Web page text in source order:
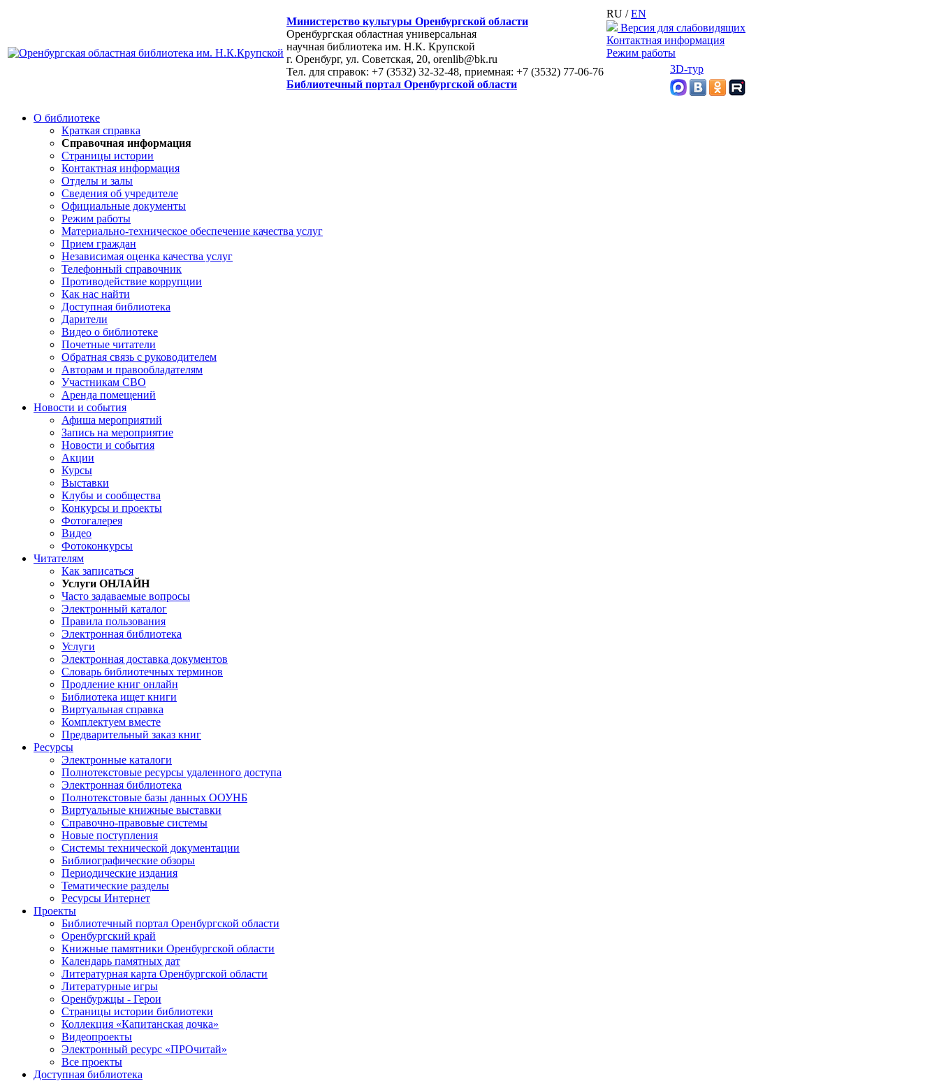
Министерство культуры Оренбургской области
Оренбургская областная универсальная
научная библиотека им. Н.К. Крупской
г. Оренбург, ул. Советская, 20, orenlib@bk.ru
Тел. для справок: +7 (3532) 32-32-48, приемная: +7 (3532) 77-06-76
Библиотечный портал Оренбургской области
RU /EN
Версия для слабовидящих
Контактная информация
Режим работы
3D-тур
О библиотеке
Краткая справка
Справочная информация
Страницы истории
Контактная информация
Отделы и залы
Сведения об учредителе
Официальные документы
Режим работы
Материально-техническое обеспечение качества услуг
Прием граждан
Независимая оценка качества услуг
Телефонный справочник
Противодействие коррупции
Как нас найти
Доступная библиотека
Дарители
Видео о библиотеке
Почетные читатели
Обратная связь с руководителем
Авторам и правообладателям
Участникам СВО
Аренда помещений
Новости и события
Афиша мероприятий
Запись на мероприятие
Новости и события
Акции
Курсы
Выставки
Клубы и сообщества
Конкурсы и проекты
Фотогалерея
Видео
Фотоконкурсы
Читателям
Как записаться
Услуги ОНЛАЙН
Часто задаваемые вопросы
Электронный каталог
Правила пользования
Электронная библиотека
Услуги
Электронная доставка документов
Словарь библиотечных терминов
Продление книг онлайн
Библиотека ищет книги
Виртуальная справка
Комплектуем вместе
Предварительный заказ книг
Ресурсы
Электронные каталоги
Полнотекстовые ресурсы удаленного доступа
Электронная библиотека
Полнотекстовые базы данных ООУНБ
Виртуальные книжные выставки
Справочно-правовые системы
Новые поступления
Cистемы технической документации
Библиографические обзоры
Периодические издания
Тематические разделы
Ресурсы Интернет
Проекты
Библиотечный портал Оренбургской области
Оренбургский край
Книжные памятники Оренбургской области
Календарь памятных дат
Литературная карта Оренбургской области
Литературные игры
Оренбуржцы - Герои
Страницы истории библиотеки
Коллекция «Капитанская дочка»
Видеопроекты
Электронный ресурс «ПРОчитай»
Все проекты
Доступная библиотека